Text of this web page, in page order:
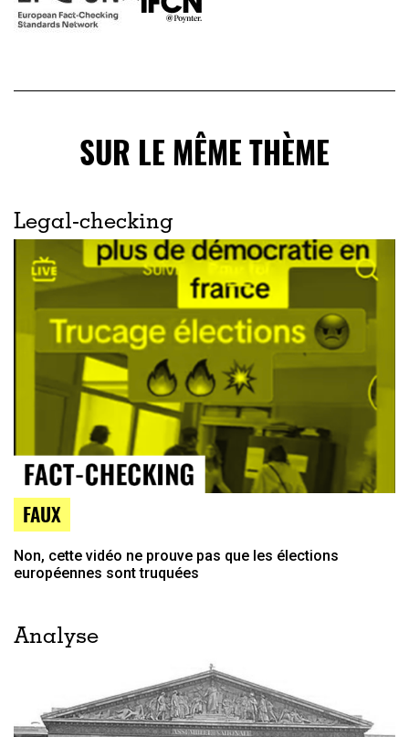
SUR LE MÊME THÈME
Legal-checking
FAUX
Non, cette vidéo ne prouve pas que les élections
européennes sont truquées
Analyse